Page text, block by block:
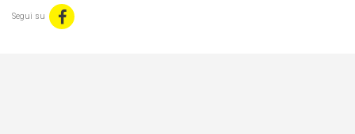
Segui su